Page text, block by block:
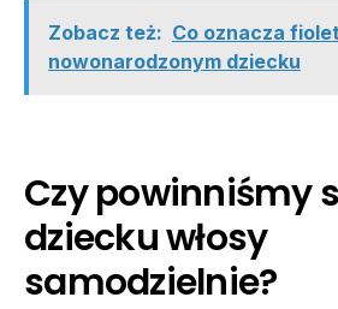
Zobacz też: Co oznacza
nowonarodzonym dziecku
Czy powinniśmy
dziecku włosy
samodzielnie?